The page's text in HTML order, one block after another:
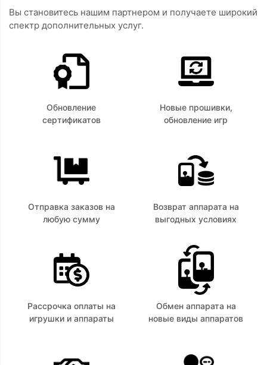
Вы становитесь нашим партнером и получаете широкий
спектр дополнительных услуг.
Обновление
сертификатов
Новые прошивки,
обновление игр
Отправка заказов на
любую сумму
Возврат аппарата на
выгодных условиях
Рассрочка оплаты на
игрушки и аппараты
Обмен аппарата на
новые виды аппаратов